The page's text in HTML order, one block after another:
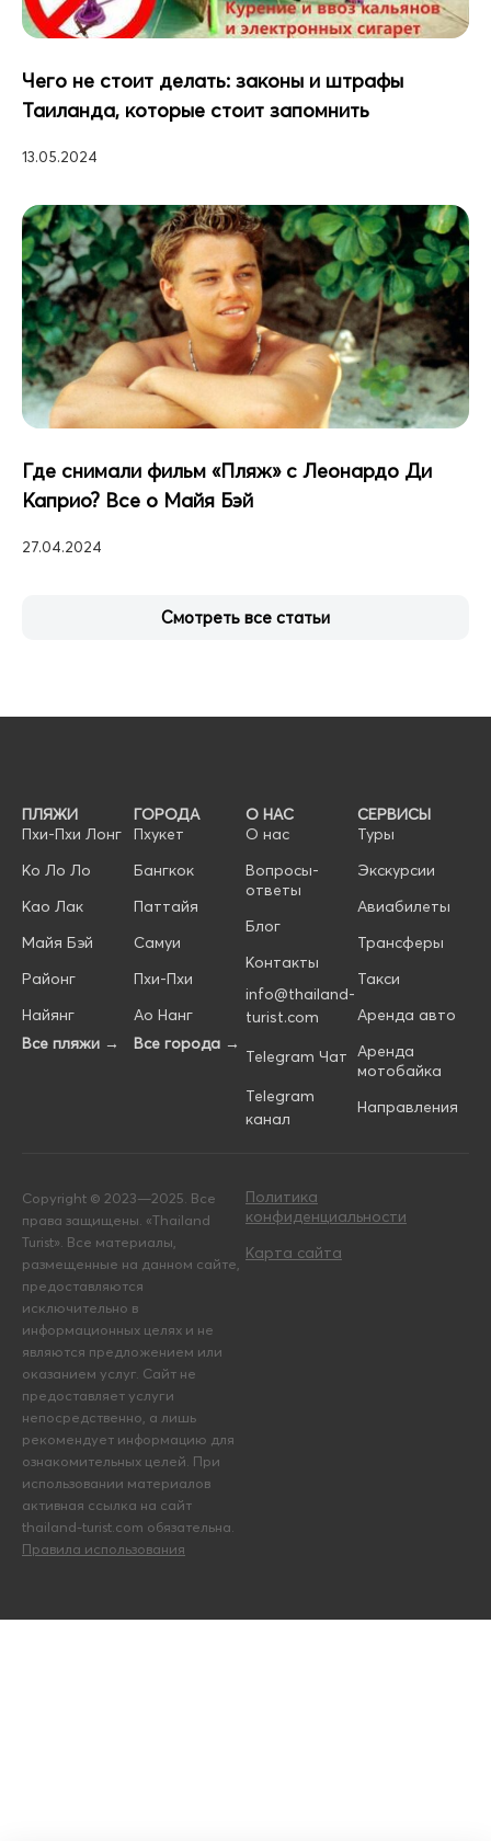
Чего не стоит делать: законы и штрафы
Таиланда, которые стоит запомнить
13.05.2024
Где снимали фильм «Пляж» с Леонардо Ди
Каприо? Все о Майя Бэй
27.04.2024
Смотреть все статьи
ПЛЯЖИ
Пхи-Пхи Лонг
Ко Ло Ло
Као Лак
Майя Бэй
Районг
Найянг
Все пляжи →
ГОРОДА
Пхукет
Бангкок
Паттайя
Самуи
Пхи-Пхи
Ао Нанг
Все города →
О НАС
О нас
Вопросы-
ответы
Блог
Контакты
info@thailand-
turist.com
Telegram Чат
Telegram
канал
СЕРВИСЫ
Туры
Экскурсии
Авиабилеты
Трансферы
Такси
Аренда авто
Аренда
мотобайка
Направления
Copyright © 2023—2025. Все
права защищены. «Thailand
Turist». Все материалы,
размещенные на данном сайте,
предоставляются
исключительно в
информационных целях и не
являются предложением или
оказанием услуг. Сайт не
предоставляет услуги
непосредственно, а лишь
рекомендует информацию для
ознакомительных целей. При
использовании материалов
активная ссылка на сайт
thailand-turist.com обязательна.
Правила использования
Политика
конфиденциальности
Карта сайта